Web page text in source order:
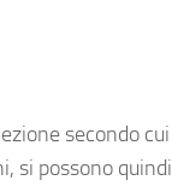
secondo
si possono